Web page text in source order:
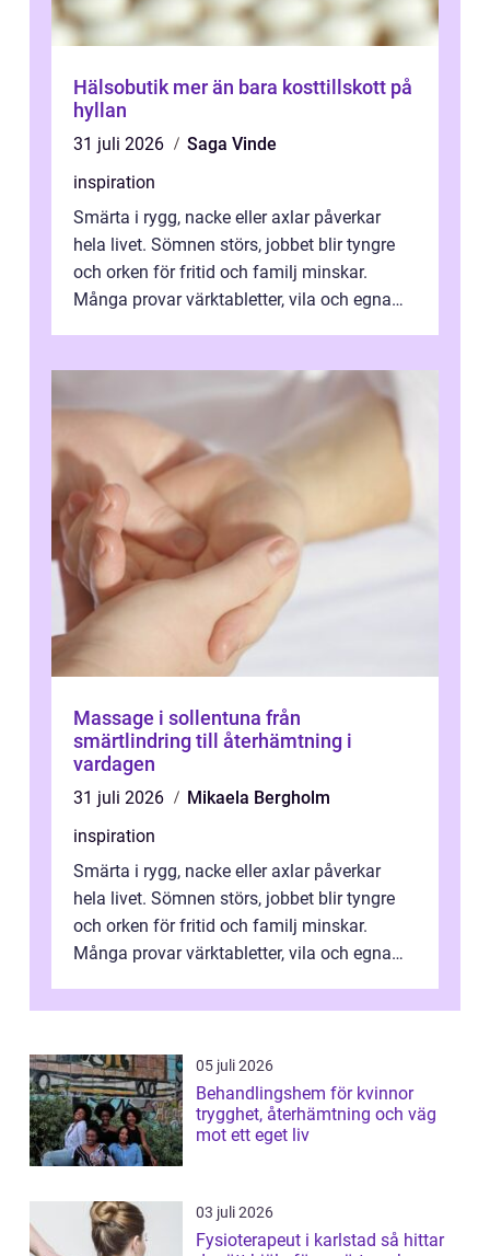
Hälsobutik mer än bara kosttillskott på
hyllan
31 juli 2026
Saga Vinde
inspiration
Smärta i rygg, nacke eller axlar påverkar
hela livet. Sömnen störs, jobbet blir tyngre
och orken för fritid och familj minskar.
Många provar värktabletter, vila och egna
Massage i sollentuna från
smärtlindring till återhämtning i
vardagen
31 juli 2026
Mikaela Bergholm
inspiration
Smärta i rygg, nacke eller axlar påverkar
hela livet. Sömnen störs, jobbet blir tyngre
och orken för fritid och familj minskar.
Många provar värktabletter, vila och egna
05 juli 2026
Behandlingshem för kvinnor
trygghet, återhämtning och väg
mot ett eget liv
03 juli 2026
Fysioterapeut i karlstad så hittar